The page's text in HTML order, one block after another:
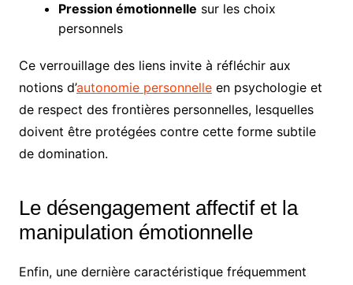
Pression émotionnelle sur les choix
personnels
Ce verrouillage des liens invite à réfléchir aux
notions d’autonomie personnelleen psychologie et
de respect des frontières personnelles, lesquelles
doivent être protégées contre cette forme subtile
de domination.
Le désengagement affectif et la
manipulation émotionnelle
Enfin, une dernière caractéristique fréquemment